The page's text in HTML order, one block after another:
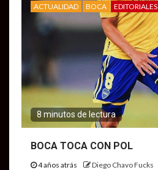
ACTUALIDAD BOCA EDITORIALES
8 minutos de lectura
BOCA TOCA CON POL
4 años atrás Diego Chavo Fucks